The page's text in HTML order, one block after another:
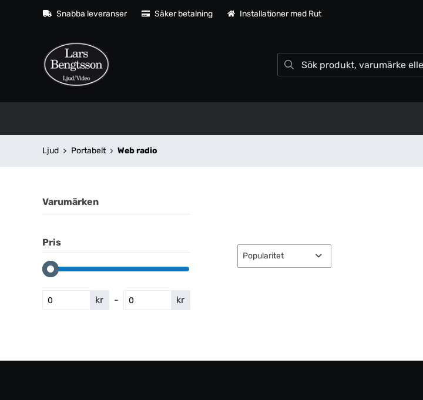
Snabba leveranser Säker betalning Installationer med Rut
Ljud Portabelt Web radio
Varumärken
Pris
kr - kr